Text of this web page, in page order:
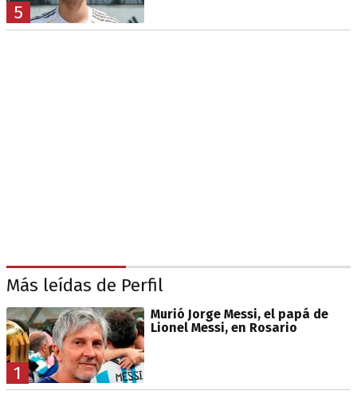
5
Más leídas de Perfil
1
Murió Jorge Messi, el papá de
Lionel Messi, en Rosario